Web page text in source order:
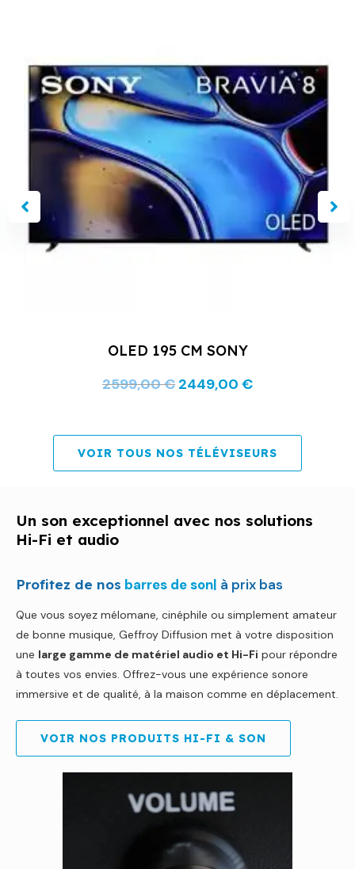
OLED 195 CM SONY
2599,00€
était :
2599,00 €.
2449,00 €
est :
2449,00 €.
VOIR TOUS NOS TÉLÉVISEURS
Un son exceptionnel avec nos solutions
Hi-Fi et audio
Profitez de nos c à prix bas
Que vous soyez mélomane, cinéphile ou simplement amateur
de bonne musique, Geffroy Diffusion met à votre disposition
une large gamme de matériel audio et Hi-Fi pour répondre
à toutes vos envies. Offrez-vous une expérience sonore
immersive et de qualité, à la maison comme en déplacement.
VOIR NOS PRODUITS HI-FI & SON